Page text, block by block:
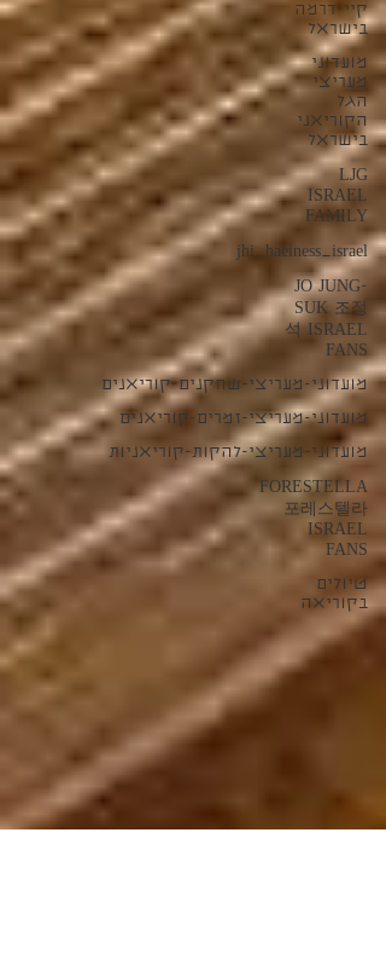
קיי-דרמה
בישראל
מועדוני
מעריצי
הגל
הקוריאני
בישראל
LJG
ISRAEL
FAMILY
jhi_haeiness_israel
JO JUNG-
SUK 조정
석 ISRAEL
FANS
מועדוני-מעריצי-שחקנים-קוריאנים
מועדוני-מעריצי-זמרים-קוריאנים
מועדוני-מעריצי-להקות-קוריאניות
FORESTELLA
포레스텔라
ISRAEL
FANS
טיולים
בקוריאה